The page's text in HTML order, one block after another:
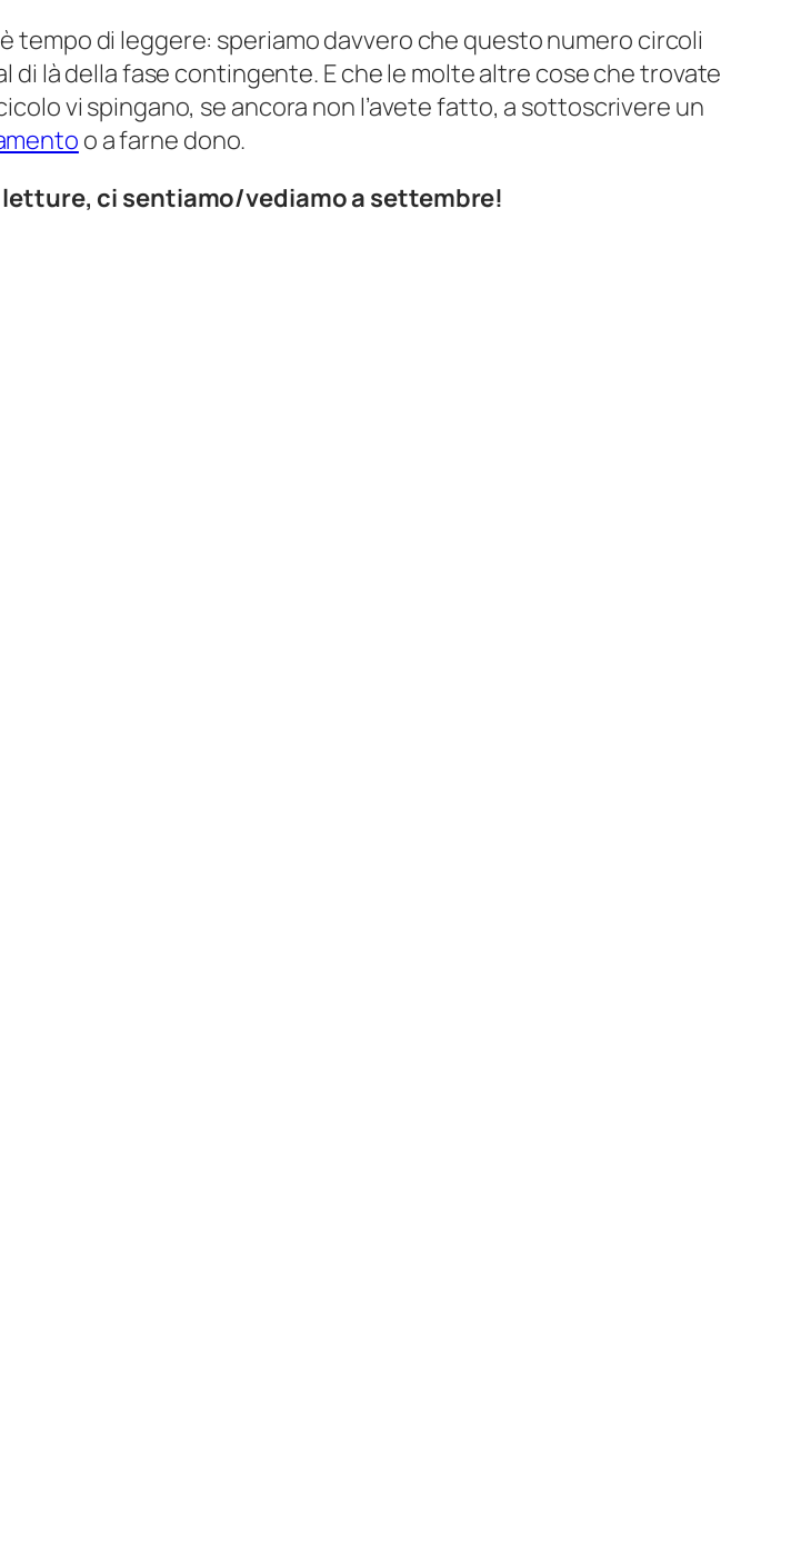
tempo di leggere: speriamo davvero che questo numero circoli
di là della fase contingente. E che le molte altre cose che trovate
vi spingano, se ancora non l’avete fatto, a sottoscrivere un
o a farne dono.
letture, ci sentiamo/vediamo a settembre!